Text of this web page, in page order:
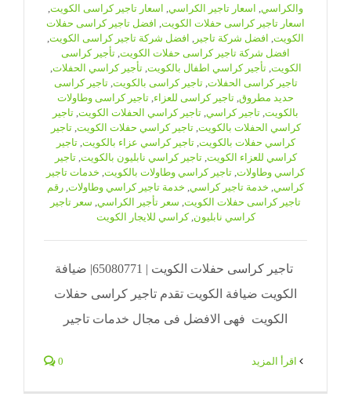
والكراسي اسعار تاجير الكراسي اسعار تاجير كراسى الكويت
اسعار تاجير كراسى حفلات الكويت افضل تاجير كراسى حفلات
الكويت افضل شركة تاجير افضل شركة تاجير كراسى الكويت
افضل شركة تاجير كراسى حفلات الكويت تأجير كراسى
الكويت ,تأجير كراسي اطفال بالكويت ,تأجير كراسي الحفلات
تاجير كراسى الحفلات ,تاجير كراسى بالكويت ,تاجير كراسى
حديد مطروق تاجير كراسى للعزاء تاجير كراسى وطاولات
بالكويت تاجير كراسي تاجير كراسي الحفلات الكويت تاجير
كراسي الحفلات بالكويت ,تاجير كراسي حفلات الكويت ,تاجير
كراسي حفلات بالكويت ,تاجير كراسي عزاء بالكويت ,تاجير
كراسي للعزاء الكويت ,تاجير كراسي نابليون بالكويت ,تاجير
كراسي وطاولات تاجير كراسي وطاولات بالكويت خدمات تاجير
كراسي خدمة تاجير كراسي خدمة تاجير كراسي وطاولات رقم
تاجير كراسى حفلات الكويت سعر تأجير الكراسي سعر تاجير
كراسي نابليون ,كراسي للايجار الكويت
تاجير كراسى حفلات الكويت | 65080771| ضيافة
الكويت ضيافة الكويت تقدم تاجير كراسى حفلات
الكويت فهى الافضل فى مجال خدمات تاجير
0